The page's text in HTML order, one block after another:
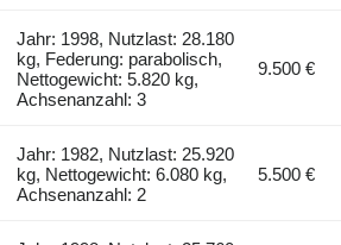
Jahr: 1998, Nutzlast: 28.180
kg, Federung: parabolisch,
Nettogewicht: 5.820 kg,
Achsenanzahl: 3
9.500 €
Jahr: 1982, Nutzlast: 25.920
kg, Nettogewicht: 6.080 kg,
Achsenanzahl: 2
5.500 €